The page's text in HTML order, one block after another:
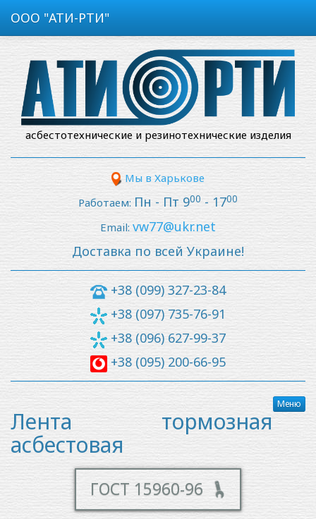
ООО "АТИ-РТИ"
асбестотехнические и резинотехнические изделия
Мы в Харькове
Работаем: Пн - Пт 900 - 1700
Email: vw77@ukr.net
Доставка по всей Украине!
+38 (099) 327-23-84
+38 (097) 735-76-91
+38 (096) 627-99-37
+38 (095) 200-66-95
Меню
Лента тормозная
асбестовая
ГОСТ 15960-96